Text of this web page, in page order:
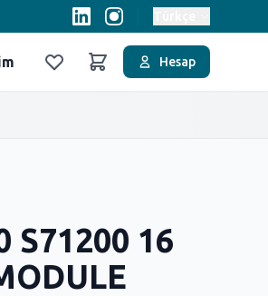
FavorilerSepet
Hesap
S71200 16